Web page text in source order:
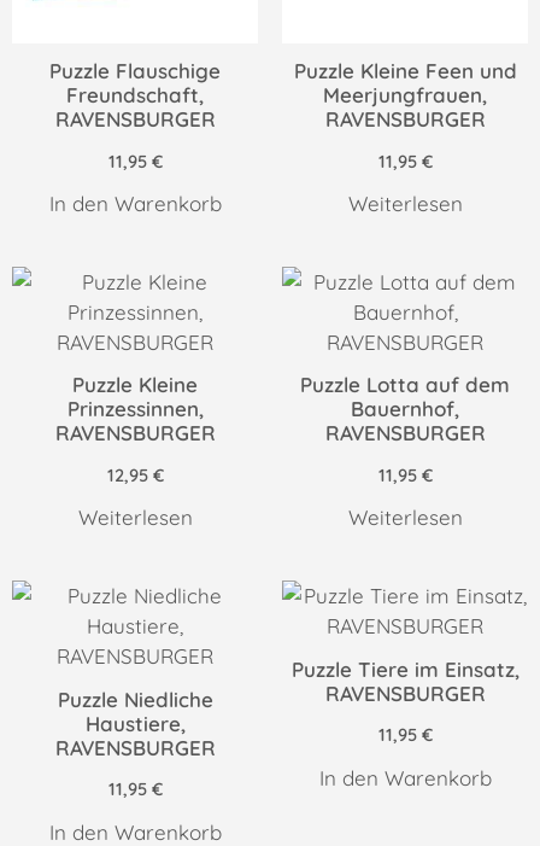
Puzzle Flauschige
Freundschaft,
RAVENSBURGER
11,95 €
In den Warenkorb
Puzzle Kleine Feen und
Meerjungfrauen,
RAVENSBURGER
11,95 €
Weiterlesen
Puzzle Kleine
Prinzessinnen,
RAVENSBURGER
12,95 €
Weiterlesen
Puzzle Lotta auf dem
Bauernhof,
RAVENSBURGER
11,95 €
Weiterlesen
Puzzle Niedliche
Haustiere,
RAVENSBURGER
11,95 €
In den Warenkorb
Puzzle Tiere im Einsatz,
RAVENSBURGER
11,95 €
In den Warenkorb